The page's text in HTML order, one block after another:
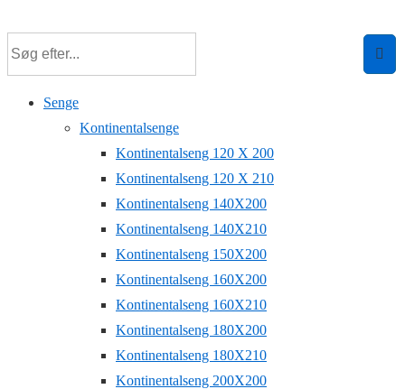
hovedindhold
Senge
Kontinentalsenge
Kontinentalseng 120 X 200
Kontinentalseng 120 X 210
Kontinentalseng 140X200
Kontinentalseng 140X210
Kontinentalseng 150X200
Kontinentalseng 160X200
Kontinentalseng 160X210
Kontinentalseng 180X200
Kontinentalseng 180X210
Kontinentalseng 200X200